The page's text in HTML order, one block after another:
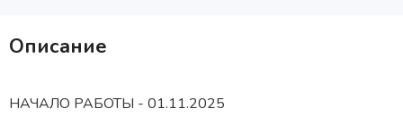
Описание
НАЧАЛО РАБОТЫ - 01.11.2025